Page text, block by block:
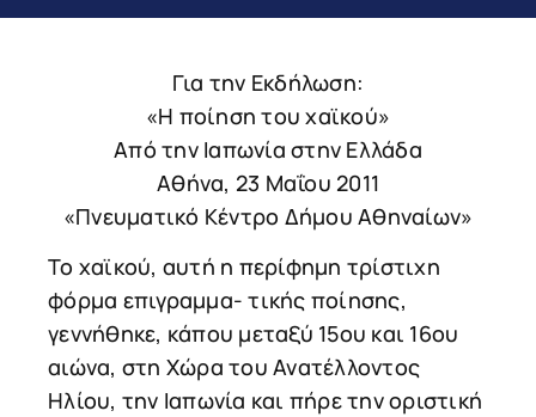
Για την Εκδήλωση:
«Η ποίηση του χαϊκού»
Από την Ιαπωνία στην Ελλάδα
Αθήνα, 23 Μαΐου 2011
«Πνευματικό Κέντρο Δήμου Αθηναίων»
Το χαϊκού, αυτή η περίφημη τρίστιχη
φόρμα επιγραμμα- τικής ποίησης,
γεννήθηκε, κάπου μεταξύ 15ου και 16ου
αιώνα, στη Χώρα του Ανατέλλοντος
Ηλίου, την Ιαπωνία και πήρε την οριστική